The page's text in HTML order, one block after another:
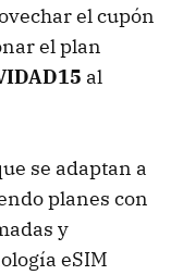
el cupón
el plan
al
se adaptan a
planes con
y
eSIM